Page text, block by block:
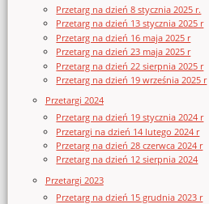
Przetarg na dzień 8 stycznia 2025 r.
Przetarg na dzień 13 stycznia 2025 r
Przetarg na dzień 16 maja 2025 r
Przetarg na dzień 23 maja 2025 r
Przetarg na dzień 22 sierpnia 2025 r
Przetarg na dzień 19 września 2025 r
Przetargi 2024
Przetarg na dzień 19 stycznia 2024 r
Przetargi na dzień 14 lutego 2024 r
Przetarg na dzień 28 czerwca 2024 r
Przetarg na dzień 12 sierpnia 2024
Przetargi 2023
Przetarg na dzień 15 grudnia 2023 r